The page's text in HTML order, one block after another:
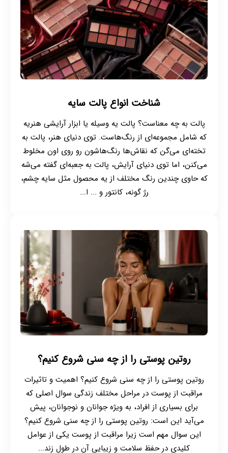
شناخت انواع پالت سایه
پالت به چه معناست؟ پالت یه وسیله یا ابزار آرایشی‌ هنریه
که شامل مجموعه‌ای از رنگ‌هاست. توی دنیای هنر، پالت به
تخته‌ای می‌گن که نقاش‌ها رنگ‌هاشون رو روی اون مخلوط
می‌کنن، اما توی دنیای آرایش، پالت به جعبه‌ای گفته می‌شه
که حاوی چندین رنگ مختلف از یه محصول مثل سایه چشم،
رژ گونه، کانتور و ... ا...
روتین پوستی را از چه سنی شروع کنیم؟
روتین پوستی را از چه سنی شروع کنیم؟ اهمیت و تاثیرات
مراقبت از پوست در مراحل مختلف زندگی سوال اصلی که
برای بسیاری از افراد، به ویژه جوانان و نوجوانان، پیش
می‌آید این است: روتین پوستی را از چه سنی شروع کنیم؟
این سوال مهم است زیرا مراقبت از پوست یکی از عوامل
کلیدی در حفظ سلامت و زیبایی آن در طول زند...